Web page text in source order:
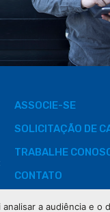
ASSOCIE-SE
SOLICITAÇÃO DE
TRABALHE
CONTATO
a audiência e